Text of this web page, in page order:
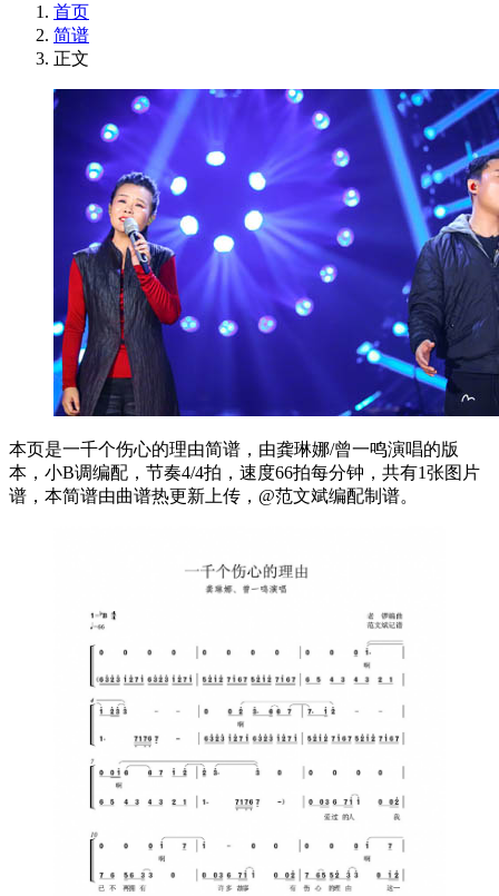
首页
简谱
正文
本页是一千个伤心的理由简谱，由龚琳娜/曾一鸣演唱的版
本，小B调编配，节奏4/4拍，速度66拍每分钟，共有1张图片
谱，本简谱由曲谱热更新上传，@范文斌编配制谱。